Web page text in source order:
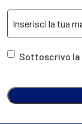
Sottoscrivo la